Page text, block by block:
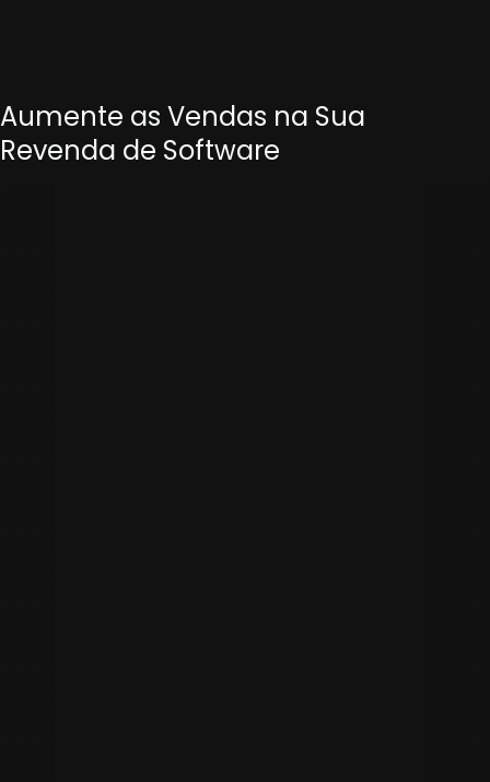
Aumente as Vendas na Sua
Revenda de Software